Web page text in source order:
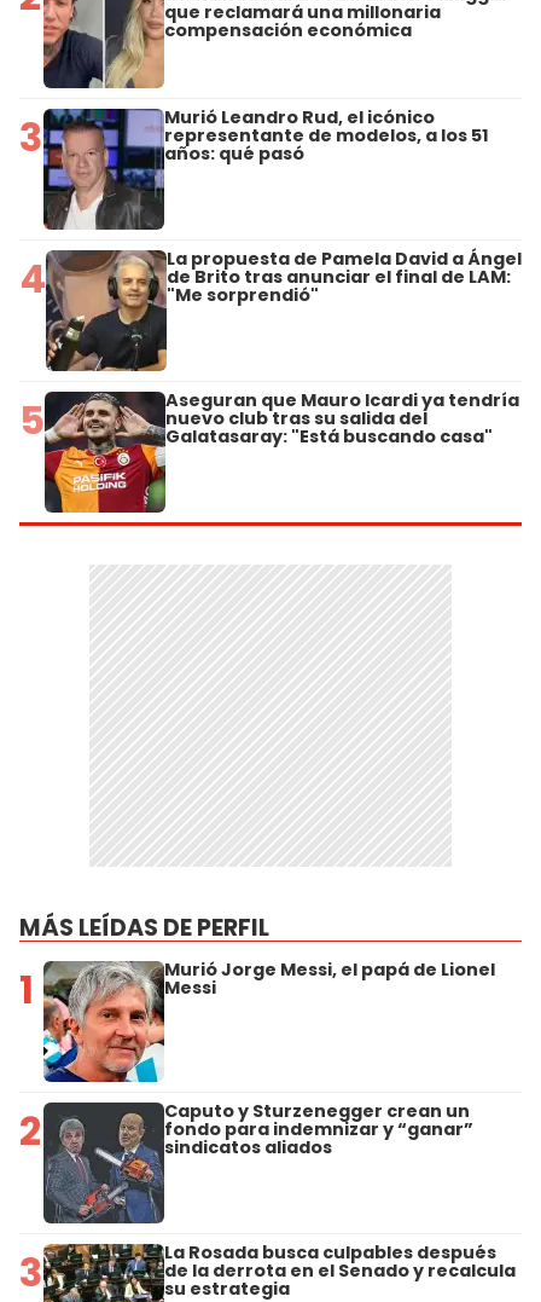
que reclamará una millonaria
compensación económica
3 Murió Leandro Rud, el icónico
representante de modelos, a los 51
años: qué pasó
4 La propuesta de Pamela David a Ángel
de Brito tras anunciar el final de LAM:
"Me sorprendió"
5 Aseguran que Mauro Icardi ya tendría
nuevo club tras su salida del
Galatasaray: "Está buscando casa"
MÁS LEÍDAS DE PERFIL
1 Murió Jorge Messi, el papá de Lionel
Messi
2 Caputo y Sturzenegger crean un
fondo para indemnizar y “ganar”
sindicatos aliados
3 La Rosada busca culpables después
de la derrota en el Senado y recalcula
su estrategia